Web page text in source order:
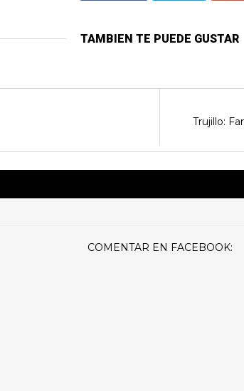
TAMBIEN TE PUEDE GUSTAR
Trujillo:
COMENTAR EN FACEBOOK: